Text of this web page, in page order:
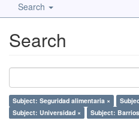
Search
Search
Subject: Seguridad alimentaria ×
Subject: Universidad ×
Subject: